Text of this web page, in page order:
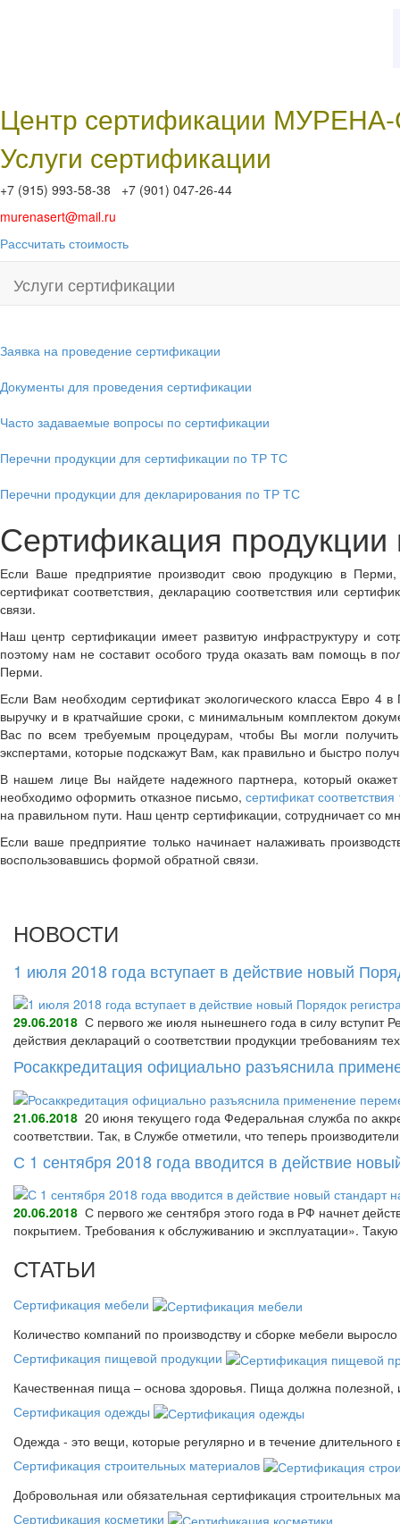
Центр сертификации
Услуги сертификации
+7 (915) 993-58-38 +7 (901) 047-26-44
murenasert@mail.ru
Рассчитать стоимость
Услуги сертификации
Заявка на проведение сертификации
Документы для проведения сертификации
Часто задаваемые вопросы по сертификации
Перечни продукции для сертификации по ТР ТС
Перечни продукции для декларирования по ТР ТС
Сертификация
Если Ваше предприятие производит свою продукцию в
сертификат соответствия, декларацию соответствия или
связи.
Наш центр сертификации имеет развитую инфраструктуру и
поэтому нам не составит особого труда оказать вам помощь в
Перми.
Если Вам необходим сертификат экологического класса Евро 4
выручку и в кратчайшие сроки, с минимальным комплектом
Вас по всем требуемым процедурам, чтобы Вы могли
экспертами, которые подскажут Вам, как правильно и быстро
В нашем лице Вы найдете надежного партнера, который
необходимо оформить отказное письмо,сертификат
на правильном пути. Наш центр сертификации, сотрудничает
Если ваше предприятие только начинает налаживать
воспользовавшись формой обратной связи.
НОВОСТИ
1 июля 2018 года вступает в действие новый
29.06.2018 С первого же июля нынешнего года в силу вступит
действия деклараций о соответствии продукции требованиям
Росаккредитация официально разъяснила
21.06.2018 20 июня текущего года Федеральная служба по
соответствии. Так, в Службе отметили, что теперь
С 1 сентября 2018 года вводится в действие
20.06.2018 С первого же сентября этого года в РФ начнет
покрытием. Требования к обслуживанию и эксплуатации».
СТАТЬИ
Сертификация мебели
Количество компаний по производству и сборке мебели
Сертификация пищевой продукции
Качественная пища – основа здоровья. Пища должна
Сертификация одежды
Одежда - это вещи, которые регулярно и в течение
Сертификация строительных материалов
Добровольная или обязательная сертификация строительных
Сертификация косметики